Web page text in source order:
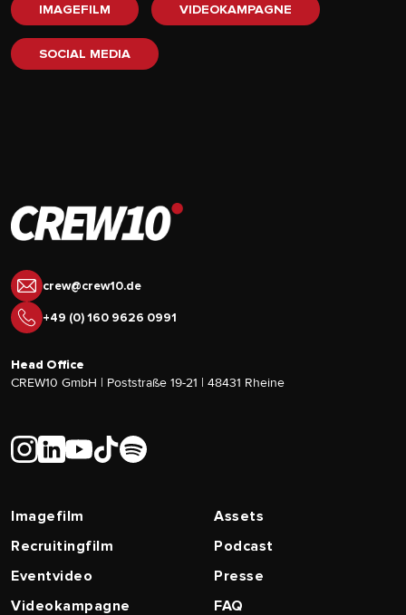
IMAGEFILM VIDEOKAMPAGNE
SOCIAL MEDIA
crew@crew10.de
+49 (0) 160 9626 0991
Head Office
CREW10 GmbH | Poststraße 19-21 | 48431 Rheine
Imagefilm
Recruitingfilm
Eventvideo
Videokampagne
Assets
Podcast
Presse
FAQ